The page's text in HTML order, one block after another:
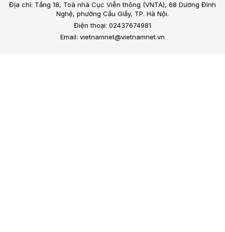
Địa chỉ: Tầng 18, Toà nhà Cục Viễn thông (VNTA), 68 Dương Đình
Nghệ, phường Cầu Giấy, TP. Hà Nội.
Điện thoại: 02437674981
Email: vietnamnet@vietnamnet.vn